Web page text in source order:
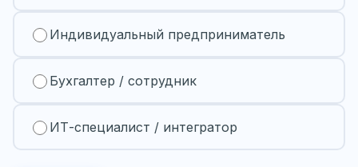
Индивидуальный предприниматель
Бухгалтер / сотрудник
ИТ-специалист / интегратор